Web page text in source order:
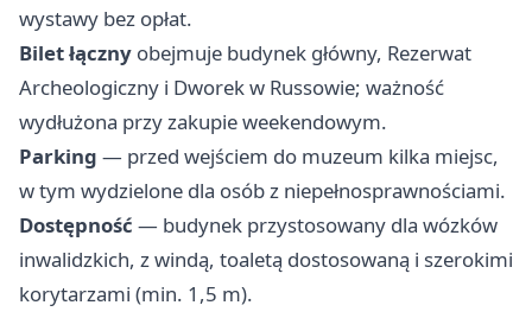
wystawy bez opłat.
Bilet łączny obejmuje budynek główny, Rezerwat
Archeologiczny i Dworek w Russowie; ważność
wydłużona przy zakupie weekendowym.
Parking — przed wejściem do muzeum kilka miejsc,
w tym wydzielone dla osób z niepełnosprawnościami.
Dostępność — budynek przystosowany dla wózków
inwalidzkich, z windą, toaletą dostosowaną i szerokimi
korytarzami (min. 1,5 m).